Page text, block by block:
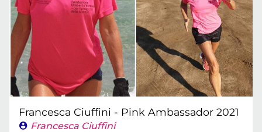
Francesca Ciuffini - Pink Ambassador 2021
Francesca Ciuffini